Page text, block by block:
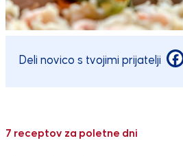
Deli novico s tvojimi prijatelji
7 receptov za poletne dni